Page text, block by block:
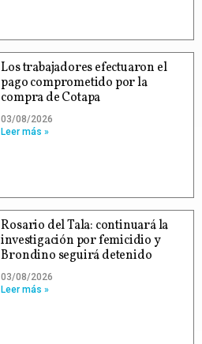
Los trabajadores efectuaron el
pago comprometido por la
compra de Cotapa
03/08/2026
Leer más »
Rosario del Tala: continuará la
investigación por femicidio y
Brondino seguirá detenido
03/08/2026
Leer más »